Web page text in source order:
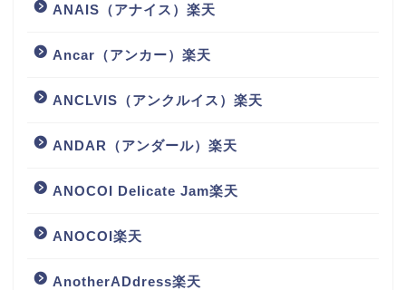
ANAIS（アナイス）楽天
Ancar（アンカー）楽天
ANCLVIS（アンクルイス）楽天
ANDAR（アンダール）楽天
ANOCOI Delicate Jam楽天
ANOCOI楽天
AnotherADdress楽天